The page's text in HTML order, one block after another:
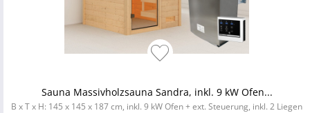
Sauna Massivholzsauna Sandra, inkl. 9 kW Ofen...
B x T x H: 145 x 145 x 187 cm, inkl. 9 kW Ofen + ext. Steuerung, inkl. 2 Liegen